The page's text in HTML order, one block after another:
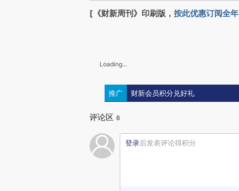
[《财新周刊》印刷版， 按此优惠订阅全年
Loading...
推广 财新会员积分兑好礼
评论区 6
登录后发表评论得积分